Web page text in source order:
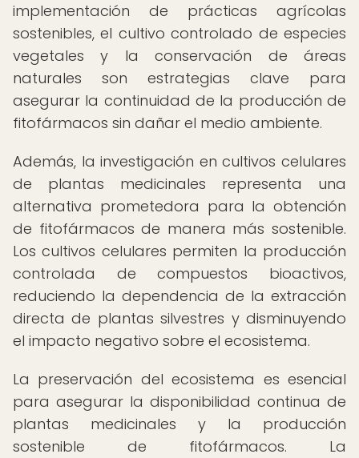
implementación de prácticas agrícolas
sostenibles, el cultivo controlado de especies
vegetales y la conservación de áreas
naturales son estrategias clave para
asegurar la continuidad de la producción de
fitofármacos sin dañar el medio ambiente.
Además, la investigación en cultivos celulares
de plantas medicinales representa una
alternativa prometedora para la obtención
de fitofármacos de manera más sostenible.
Los cultivos celulares permiten la producción
controlada de compuestos bioactivos,
reduciendo la dependencia de la extracción
directa de plantas silvestres y disminuyendo
el impacto negativo sobre el ecosistema.
La preservación del ecosistema es esencial
para asegurar la disponibilidad continua de
plantas medicinales y la producción
sostenible de fitofármacos. La